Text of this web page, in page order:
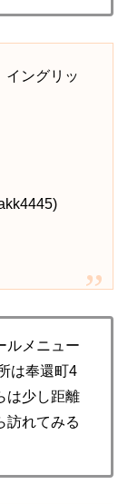
イングリッ
ルメニュー
は奉還町4
は少し距離
訪れてみる